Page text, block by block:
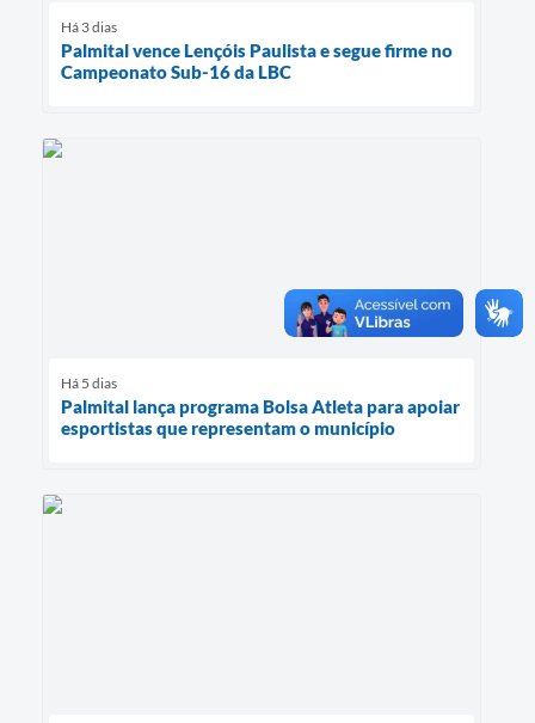
Há 3 dias
Palmital vence Lençóis Paulista e segue firme no
Campeonato Sub-16 da LBC
Há 5 dias
Palmital lança programa Bolsa Atleta para apoiar
esportistas que representam o município